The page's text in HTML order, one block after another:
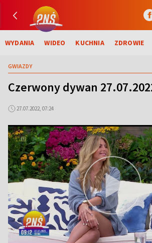
WYDANIA WIDEO KUCHNIA ZDROWIE
GWIAZDY
Czerwony dywan
27.07.2022, 07:24